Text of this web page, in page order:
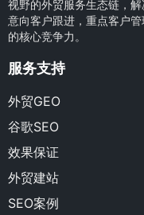
视野的外贸服务生态链，
意向客户跟进，重点客户
的核心竞争力。
服务支持
外贸GEO
谷歌SEO
效果保证
外贸建站
SEO案例